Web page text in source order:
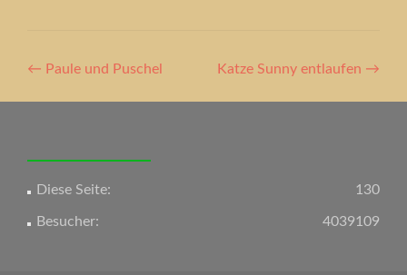
Artikel-
Navigation
← Paule und Puschel Katze Sunny entlaufen →
130
Diese Seite:
4039109
Besucher: